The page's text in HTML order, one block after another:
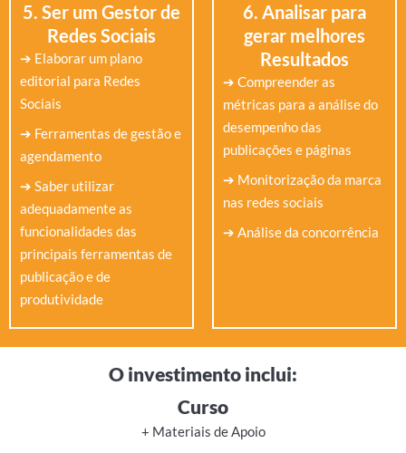
5. Ser um Gestor de
Redes Sociais
➔ Elaborar um plano
editorial para Redes
Sociais
➔ Ferramentas de gestão e
agendamento
➔ Saber utilizar
adequadamente as
funcionalidades das
principais ferramentas de
publicação e de
produtividade
6. Analisar para
gerar melhores
Resultados
➔ Compreender as
métricas para a análise do
desempenho das
publicações e páginas
➔ Monitorização da marca
nas redes sociais
➔ Análise da concorrência
O investimento inclui:
Curso
+ Materiais de Apoio